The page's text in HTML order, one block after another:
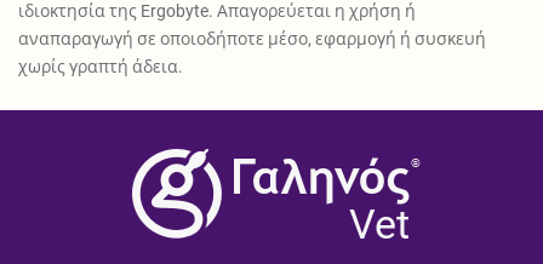
ιδιοκτησία της Ergobyte. Απαγορεύεται η χρήση ή
αναπαραγωγή σε οποιοδήποτε μέσο, εφαρμογή ή συσκευή
χωρίς γραπτή άδεια.
®
Vet